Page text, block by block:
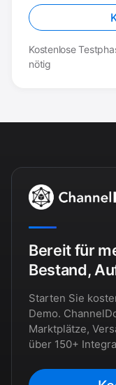
Kostenlose
nötig
Bereit für
Bestand,
Starten Sie
Demo.
Marktplätze,
über 150+